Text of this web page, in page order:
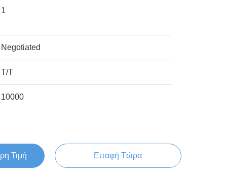
1
Negotiated
T/T
10000
Τιμή Επαφή Τώρα